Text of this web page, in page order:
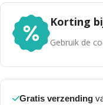
Korting
Gebruik de
Gratis verzending